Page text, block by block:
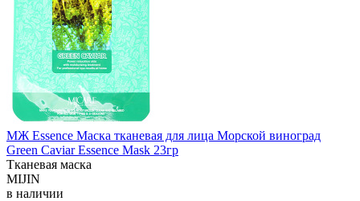
МЖ Essence Маска тканевая для лица Морской виноград
Green Caviar Essence Mask 23гр
Тканевая маска
MIJIN
в наличии